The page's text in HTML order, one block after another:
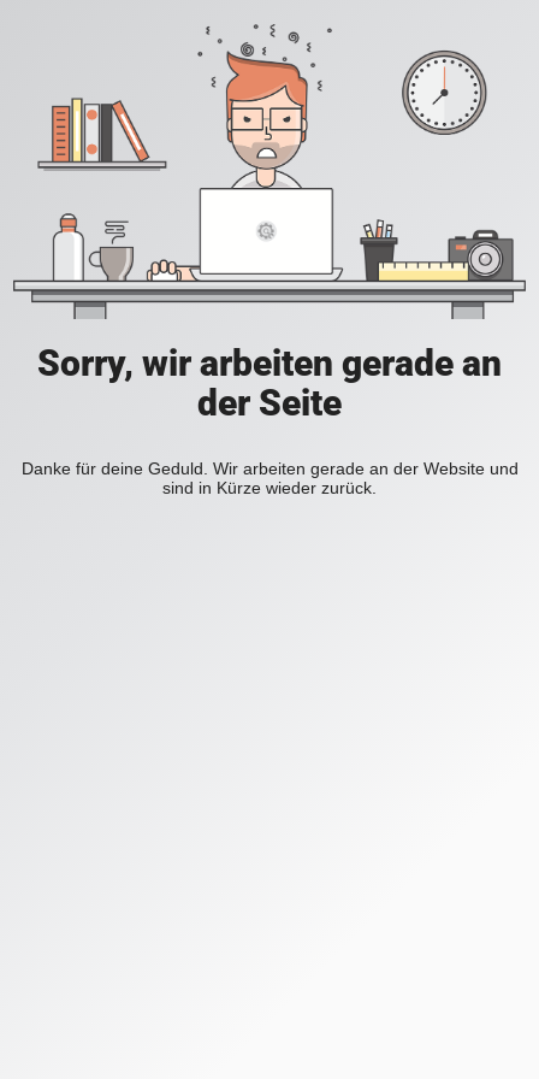
Sorry, wir arbeiten gerade an
der Seite
Danke für deine Geduld. Wir arbeiten gerade an der Website und
sind in Kürze wieder zurück.